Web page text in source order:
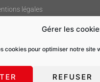
Gérer les
cookies pour optimiser notre site
REFUSER
légales